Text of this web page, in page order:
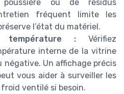
poussière ou de résidus
fréquent limite les
l’état du matériel.
: Vérifiez
interne de la vitrine
négative. Un affichage précis
vous aider à surveiller les
ventilé si besoin.